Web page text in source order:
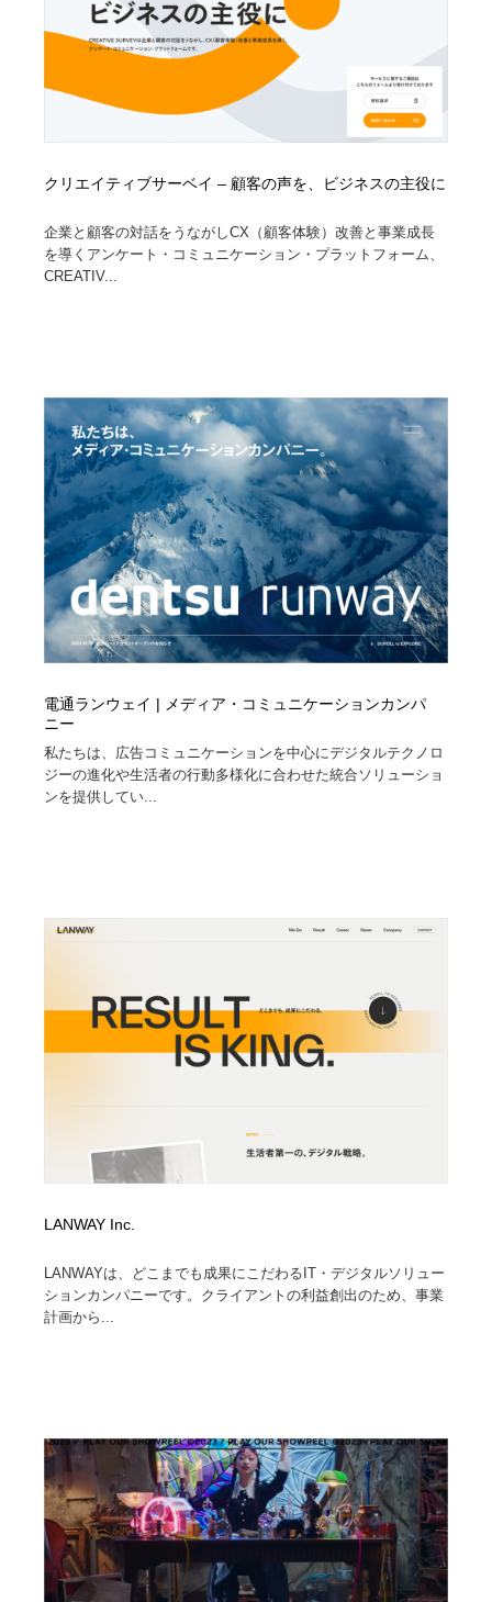
クリエイティブサーベイ – 顧客の声を、ビジネスの主役に
企業と顧客の対話をうながしCX（顧客体験）改善と事業成長
を導くアンケート・コミュニケーション・プラットフォーム、
CREATIV...
電通ランウェイ | メディア・コミュニケーションカンパ
ニー
私たちは、広告コミュニケーションを中心にデジタルテクノロ
ジーの進化や生活者の行動多様化に合わせた統合ソリューショ
ンを提供してい...
LANWAY Inc.
LANWAYは、どこまでも成果にこだわるIT・デジタルソリュー
ションカンパニーです。クライアントの利益創出のため、事業
計画から...